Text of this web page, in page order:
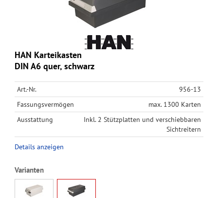
HAN Karteikasten
DIN A6 quer, schwarz
Art.-Nr.
956-13
Fassungsvermögen
max. 1300 Karten
Ausstattung
Inkl. 2 Stützplatten und verschiebbaren
Sichtreitern
Details anzeigen
Varianten